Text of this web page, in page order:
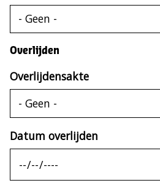
Overlijden
Overlijdensakte
Datum overlijden